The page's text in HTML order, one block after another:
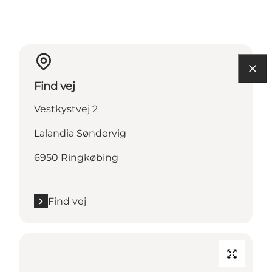
Find vej
Vestkystvej 2
Lalandia Søndervig
6950 Ringkøbing
Find vej